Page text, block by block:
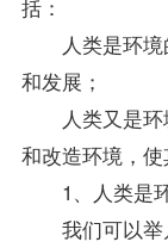
括：
人类是环境
和发展；
人类又是环
和改造环境，使
1、人类是
我们可以举